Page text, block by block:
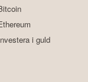
i guld